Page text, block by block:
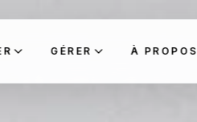
GÉRER À PROPOS